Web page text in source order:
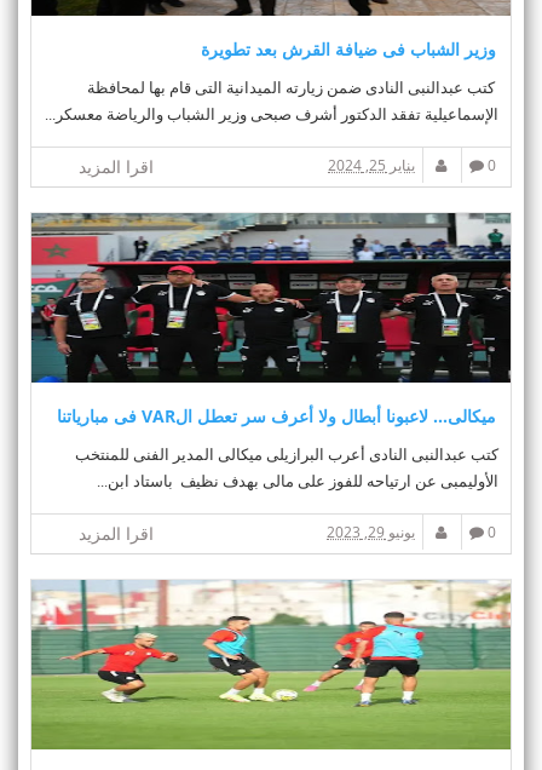
n
وزير الشباب فى ضيافة القرش بعد تطويرة
كتب عبدالنبى النادى ضمن زيارته الميدانية التى قام بها لمحافظة
الإسماعيلية تفقد الدكتور أشرف صبحى وزير الشباب والرياضة معسكر...
اقرا المزيد 0 يناير 25, 2024
ميكالى... لاعبونا أبطال ولا أعرف سر تعطل الVAR فى مبارياتنا
كتب عبدالنبى النادى أعرب البرازيلى ميكالى المدير الفنى للمنتخب
الأوليمبى عن ارتياحه للفوز على مالى بهدف نظيف باستاد ابن...
اقرا المزيد 0 يونيو 29, 2023